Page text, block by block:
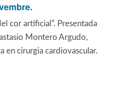
cor artificial”. Presentada
Montero Argudo,
en cirurgia cardiovascular.